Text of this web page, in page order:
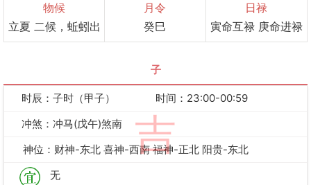
物候
立夏 二候，蚯蚓出
月令
癸巳
日禄
寅命互禄 庚命进禄
子
吉
时辰：子时（甲子）
时间：23:00-00:59
冲煞：冲马(戊午)煞南
神位：财神-东北 喜神-西南 福神-正北 阳贵-东北
无